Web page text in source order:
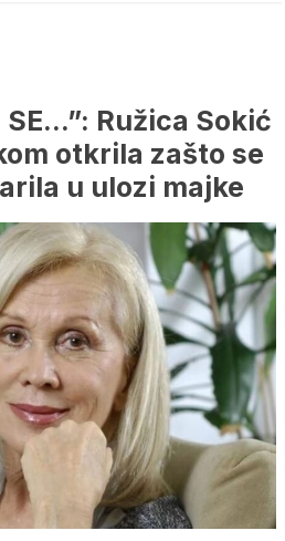
SE…”: Ružica Sokić
otkrila zašto se
u ulozi majke